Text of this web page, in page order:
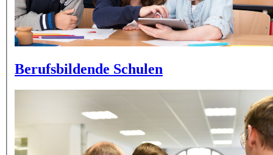
Berufsbildende Schulen